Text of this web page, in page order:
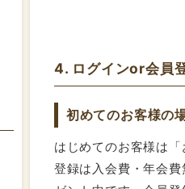
4. ログインor会員
初めてのお客様の
はじめてのお客様は「
登録は入会費・年会